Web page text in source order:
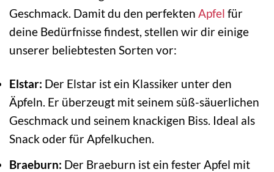
Geschmack. Damit du den perfekten Apfel für
deine Bedürfnisse findest, stellen wir dir einige
unserer beliebtesten Sorten vor:
Elstar: Der Elstar ist ein Klassiker unter den
Äpfeln. Er überzeugt mit seinem süß-säuerlichen
Geschmack und seinem knackigen Biss. Ideal als
Snack oder für Apfelkuchen.
Braeburn: Der Braeburn ist ein fester Apfel mit